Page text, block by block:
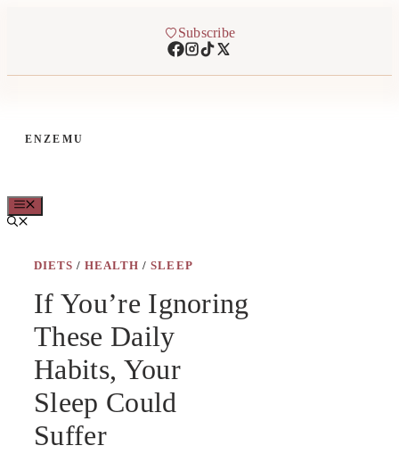
Subscribe
ENZEMU
MENU
DIETS /HEALTH /SLEEP
If You’re Ignoring
These Daily
Habits, Your
Sleep Could
Suffer